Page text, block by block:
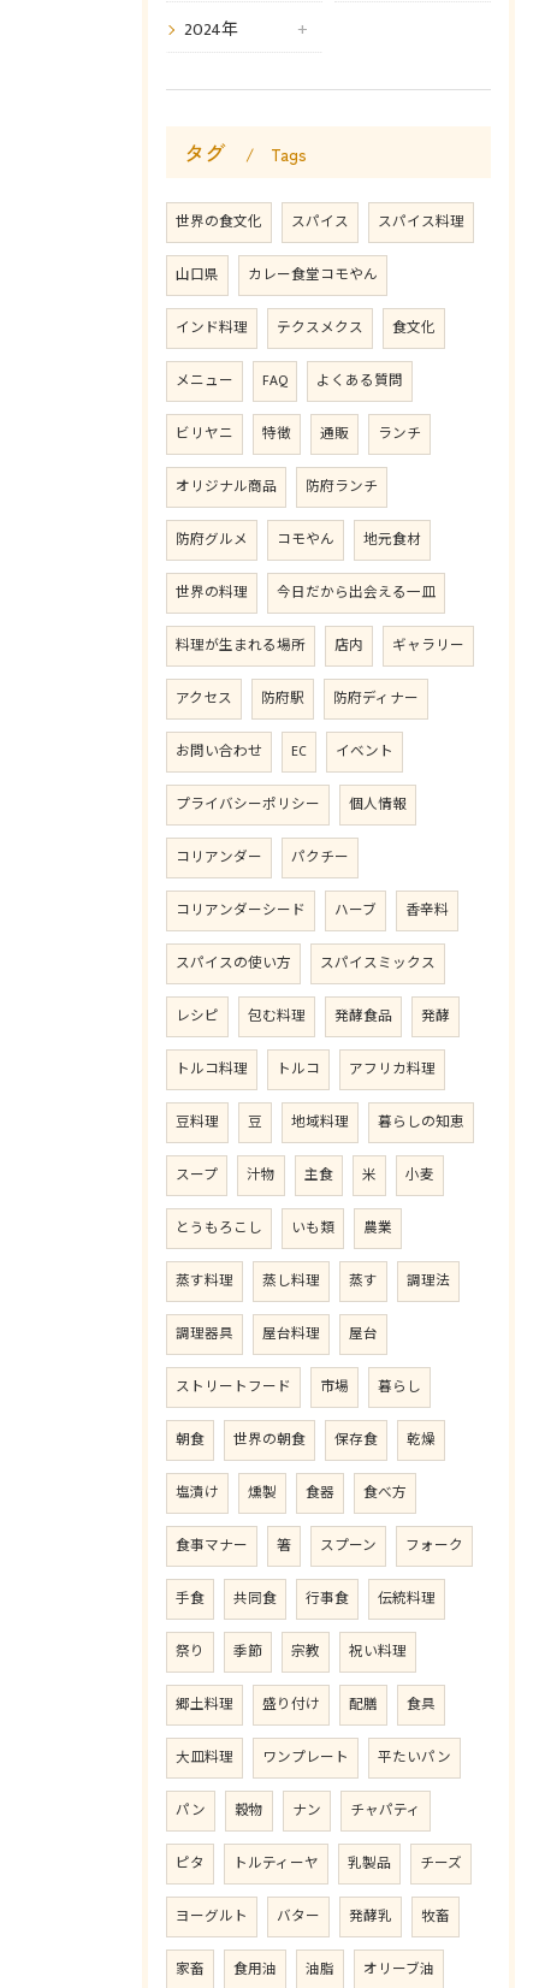
2024年
タグ Tags
世界の食文化 スパイス スパイス料理
山口県 カレー食堂コモやん
インド料理 テクスメクス 食文化
メニュー FAQ よくある質問
ビリヤニ 特徴 通販 ランチ
オリジナル商品 防府ランチ
防府グルメ コモやん 地元食材
世界の料理 今日だから出会える一皿
料理が生まれる場所 店内 ギャラリー
アクセス 防府駅 防府ディナー
お問い合わせ EC イベント
プライバシーポリシー 個人情報
コリアンダー パクチー
コリアンダーシード ハーブ 香辛料
スパイスの使い方 スパイスミックス
レシピ 包む料理 発酵食品 発酵
トルコ料理 トルコ アフリカ料理
豆料理 豆 地域料理 暮らしの知恵
スープ 汁物 主食 米 小麦
とうもろこし いも類 農業
蒸す料理 蒸し料理 蒸す 調理法
調理器具 屋台料理 屋台
ストリートフード 市場 暮らし
朝食 世界の朝食 保存食 乾燥
塩漬け 燻製 食器 食べ方
食事マナー 箸 スプーン フォーク
手食 共同食 行事食 伝統料理
祭り 季節 宗教 祝い料理
郷土料理 盛り付け 配膳 食具
大皿料理 ワンプレート 平たいパン
パン 穀物 ナン チャパティ
ピタ トルティーヤ 乳製品 チーズ
ヨーグルト バター 発酵乳 牧畜
家畜 食用油 油脂 オリーブ油